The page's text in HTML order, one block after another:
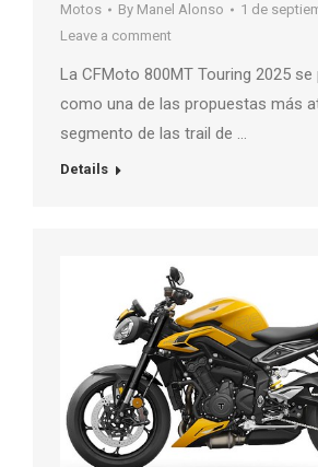
Motos By Manel Alonso
1 de
Leave a comment
La CFMoto 800MT Touring 2025
como una de las propuestas más
segmento de las trail de …
Details